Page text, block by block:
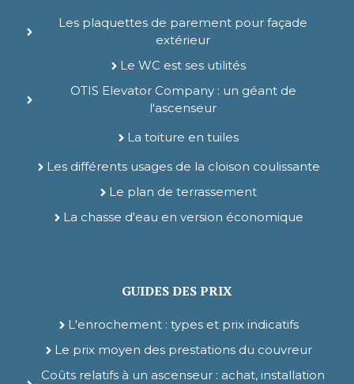
Les plaquettes de parement pour façade
extérieur
Le WC est ses utilités
OTIS Elevator Company : un géant de
l'ascenseur
La toiture en tuiles
Les différents usages de la cloison coulissante
Le plan de terrassement
La chasse d'eau en version économique
GUIDES DES PRIX
L'enrochement : types et prix indicatifs
Le prix moyen des prestations du couvreur
Coûts relatifs à un ascenseur : achat, installation